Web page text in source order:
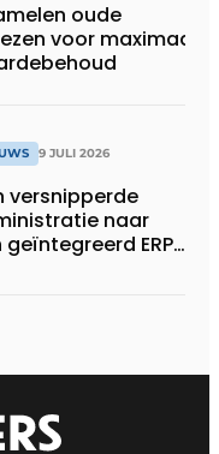
oude
voor maximaal
9 JULI 2026
versnipperde
naar
geïntegreerd ERP-